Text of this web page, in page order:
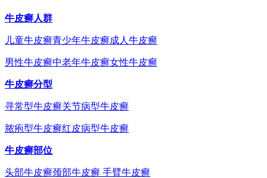
牛皮癣人群
儿童牛皮癣青少年牛皮癣成人牛皮癣
男性牛皮癣中老年牛皮癣女性牛皮癣
牛皮癣分型
寻常型牛皮癣关节病型牛皮癣
脓疱型牛皮癣红皮病型牛皮癣
牛皮癣部位
头部牛皮癣颈部牛皮癣 手臂牛皮癣